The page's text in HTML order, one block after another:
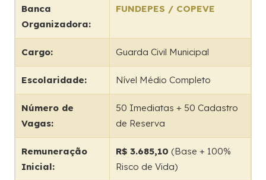
Banca
Organizadora:
FUNDEPES / COPEVE
Cargo: Guarda Civil Municipal
Escolaridade: Nível Médio Completo
Número de
Vagas:
50 Imediatas + 50 Cadastro
de Reserva
Remuneração
Inicial:
R$ 3.685,10 (Base + 100%
Risco de Vida)